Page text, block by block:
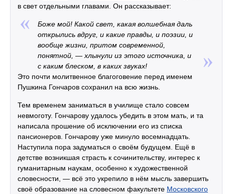
в свет отдельными главами. Он рассказывает:
Боже мой! Какой свет, какая волшебная даль
открылись вдруг, и какие правды, и поэзии, и
вообще жизни, притом современной,
понятной, — хлынули из этого источника, и
с каким блеском, в каких звуках!
Это почти молитвенное благоговение перед именем
Пушкина Гончаров сохранил на всю жизнь.
Тем временем заниматься в училище стало совсем
невмоготу. Гончарову удалось убедить в этом мать, и та
написала прошение об исключении его из списка
пансионеров. Гончарову уже минуло восемнадцать.
Наступила пора задуматься о своём будущем. Ещё в
детстве возникшая страсть к сочинительству, интерес к
гуманитарным наукам, особенно к художественной
словесности, — всё это укрепило в нём мысль завершить
своё образование на словесном факультете Московского